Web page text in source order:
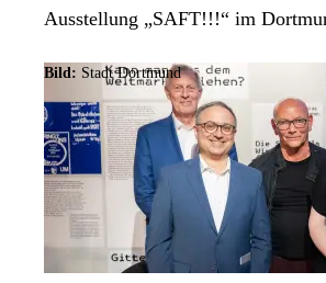
Ausstellung „SAFT!!!“ im
Bild: Stadt Dortmund